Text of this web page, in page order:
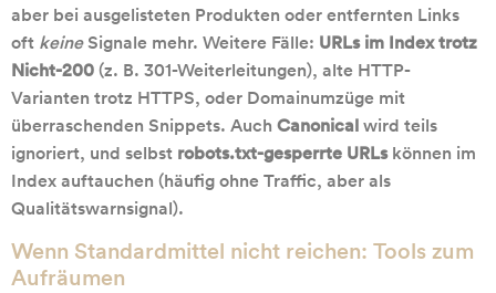
aber bei ausgelisteten Produkten oder entfernten Links
oft keineSignale mehr. Weitere Fälle: URLs im Index trotz
Nicht-200(z. B. 301-Weiterleitungen), alte HTTP-
Varianten trotz HTTPS, oder Domainumzüge mit
überraschenden Snippets. Auch Canonicalwird teils
ignoriert, und selbst robots.txt-gesperrte URLskönnen im
Index auftauchen (häufig ohne Traffic, aber als
Qualitätswarnsignal).
Wenn Standardmittel nicht reichen: Tools zum
Aufräumen